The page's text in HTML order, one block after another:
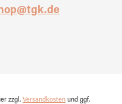
zzgl. Versandkosten und ggf.